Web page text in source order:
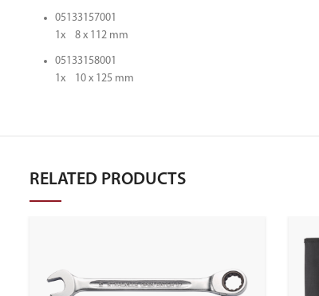
05133157001
1x 8 x 112 mm
05133158001
1x 10 x 125 mm
RELATED PRODUCTS